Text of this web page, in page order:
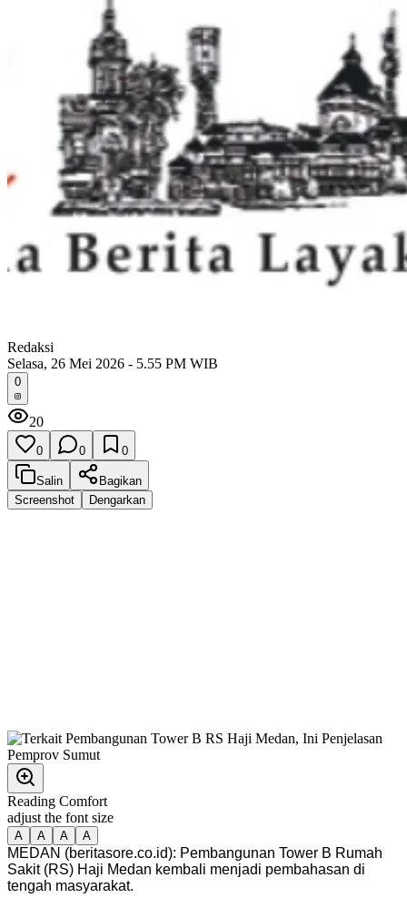
Redaksi
Selasa, 26 Mei 2026 - 5.55 PM WIB
0
20
0 0 0
Salin
Bagikan
Screenshot
Dengarkan
Reading Comfort
adjust the font size
A A A A
MEDAN (beritasore.co.id): Pembangunan Tower B Rumah
Sakit (RS) Haji Medan kembali menjadi pembahasan di
tengah masyarakat.